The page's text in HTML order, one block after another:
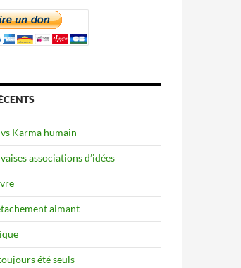
Karma humain
associations d’idées
aimant
été seuls